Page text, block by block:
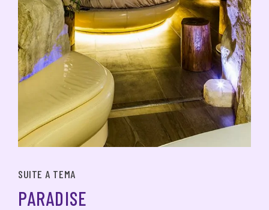
SUITE A TEMA
PARADISE